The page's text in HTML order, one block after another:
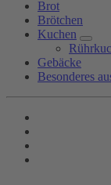
Brot
Brötchen
Kuchen
Gebäcke
Besonderes